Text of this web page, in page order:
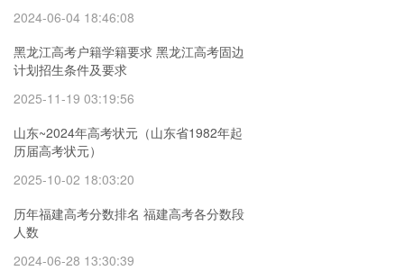
2024-06-04 18:46:08
黑龙江高考户籍学籍要求 黑龙江高考固边
计划招生条件及要求
2025-11-19 03:19:56
山东~2024年高考状元（山东省1982年起
历届高考状元）
2025-10-02 18:03:20
历年福建高考分数排名 福建高考各分数段
人数
2024-06-28 13:30:39